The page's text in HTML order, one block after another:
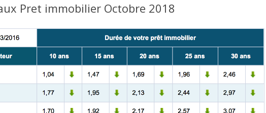
Pret immobilier Octobre 2018